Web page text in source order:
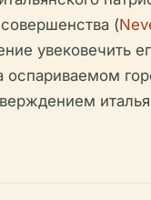
(
увековечить
оспариваемом